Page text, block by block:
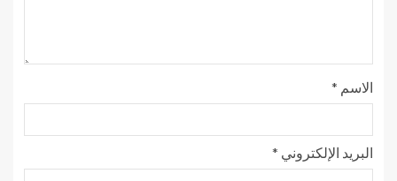
الاسم *
البريد الإلكتروني *